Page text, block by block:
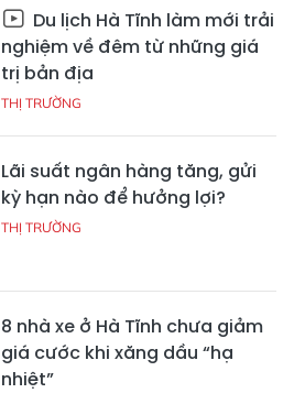
Du lịch Hà Tĩnh làm mới trải
nghiệm về đêm từ những giá
trị bản địa
THỊ TRƯỜNG
Lãi suất ngân hàng tăng, gửi
kỳ hạn nào để hưởng lợi?
THỊ TRƯỜNG
8 nhà xe ở Hà Tĩnh chưa giảm
giá cước khi xăng dầu “hạ
nhiệt”